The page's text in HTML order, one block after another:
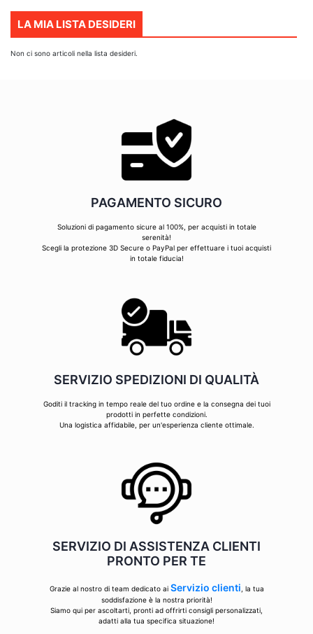
LA MIA LISTA DESIDERI
Non ci sono articoli nella lista desideri.
PAGAMENTO SICURO
Soluzioni di pagamento sicure al 100%, per acquisti in totale
serenità!
Scegli la protezione 3D Secure o PayPal per effettuare i tuoi acquisti
in totale fiducia!
SERVIZIO SPEDIZIONI DI QUALITÀ
Goditi il tracking in tempo reale del tuo ordine e la consegna dei tuoi
prodotti in perfette condizioni.
Una logistica affidabile, per un'esperienza cliente ottimale.
SERVIZIO DI ASSISTENZA CLIENTI
PRONTO PER TE
Grazie al nostro di team dedicato ai Servizio clienti , la tua
soddisfazione è la nostra priorità!
Siamo qui per ascoltarti, pronti ad offrirti consigli personalizzati,
adatti alla tua specifica situazione!